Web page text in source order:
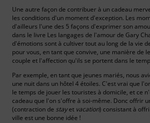
Une autre façon de contribuer à un cadeau
les conditions d'un moment d'exception. Les
d'ailleurs l'une des 5 façons d'exprimer son
dans le livre Les langages de l'amour de Gary
d'émotions sont à cultiver tout au long de la vie
pour vous, en tant que convive, une manière de
couple et l'affection qu'ils se portent dans le
Par exemple, en tant que jeunes mariés, nous
une nuit dans un hôtel 4 étoiles. C'est vrai que
le temps de jouer les touristes à domicile, et ce
cadeau que l'on s'offre à soi-même. Donc offrir
(contraction de stayet vacation) consistant à
ville est une bonne idée !